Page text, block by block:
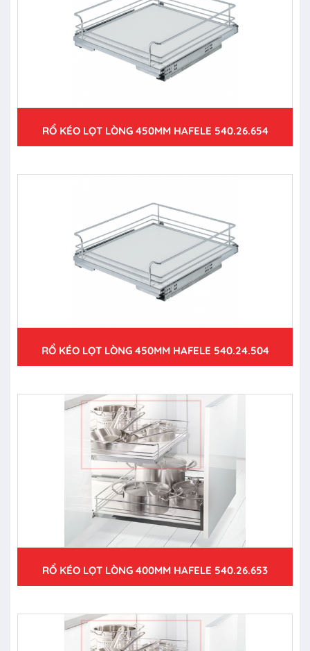
RỔ KÉO LỌT LÒNG 450MM HAFELE 540.26.654
RỔ KÉO LỌT LÒNG 450MM HAFELE 540.24.504
RỔ KÉO LỌT LÒNG 400MM HAFELE 540.26.653